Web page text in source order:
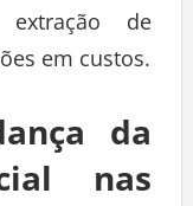
extração de
em custos.
da
nas